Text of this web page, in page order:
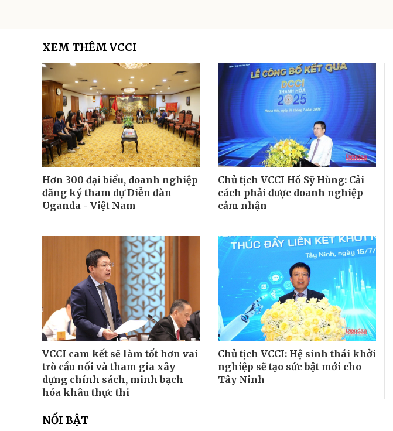
XEM THÊM VCCI
Hơn 300 đại biểu, doanh nghiệp
đăng ký tham dự Diễn đàn
Uganda - Việt Nam
Chủ tịch VCCI Hồ Sỹ Hùng: Cải
cách phải được doanh nghiệp
cảm nhận
VCCI cam kết sẽ làm tốt hơn vai
trò cầu nối và tham gia xây
dựng chính sách, minh bạch
hóa khâu thực thi
Chủ tịch VCCI: Hệ sinh thái khởi
nghiệp sẽ tạo sức bật mới cho
Tây Ninh
NỔI BẬT